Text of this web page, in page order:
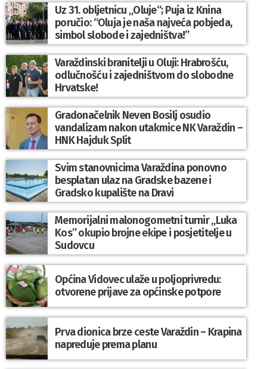
Uz 31. obljetnicu „Oluje“; Puja iz Knina
poručio: “Oluja je naša najveća pobjeda,
simbol slobode i zajedništva!”
Varaždinski branitelji u Oluji: Hrabrošću,
odlučnošću i zajedništvom do slobodne
Hrvatske!
Gradonačelnik Neven Bosilj osudio
vandalizam nakon utakmice NK Varaždin –
HNK Hajduk Split
Svim stanovnicima Varaždina ponovno
besplatan ulaz na Gradske bazene i
Gradsko kupalište na Dravi
Memorijalni malonogometni turnir „Luka
Kos” okupio brojne ekipe i posjetitelje u
Sudovcu
Općina Vidovec ulaže u poljoprivredu:
otvorene prijave za općinske potpore
Prva dionica brze ceste Varaždin – Krapina
napreduje prema planu